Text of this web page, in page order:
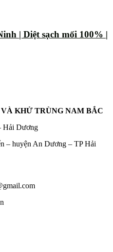
| Diệt sạch mối 100% |
KHỬ TRÙNG NAM BẮC
Hải Dương
– huyện An Dương – TP Hải